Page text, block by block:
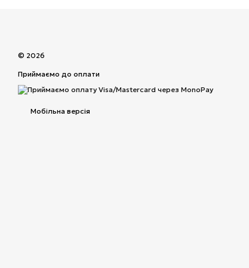
© 2026
Приймаємо до оплати
Мобільна версія